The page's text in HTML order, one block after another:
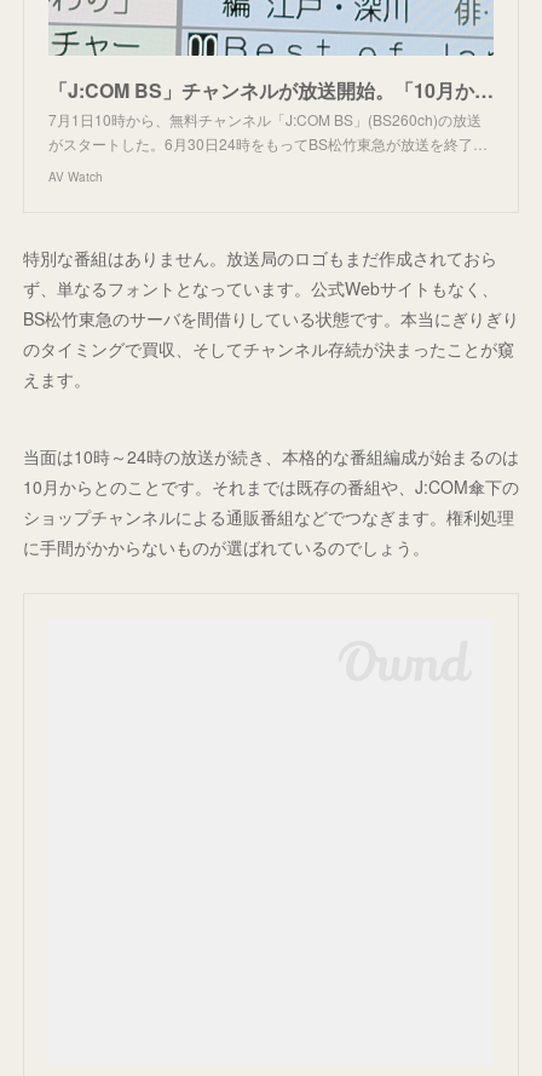
「J:COM BS」チャンネルが放送開始。「10月から質・量ともに充実した内容」に
7月1日10時から、無料チャンネル「J:COM BS」(BS260ch)の放送
がスタートした。6月30日24時をもってBS松竹東急が放送を終了…
AV Watch
特別な番組はありません。放送局のロゴもまだ作成されておら
ず、単なるフォントとなっています。公式Webサイトもなく、
BS松竹東急のサーバを間借りしている状態です。本当にぎりぎり
のタイミングで買収、そしてチャンネル存続が決まったことが窺
えます。
当面は10時～24時の放送が続き、本格的な番組編成が始まるのは
10月からとのことです。それまでは既存の番組や、J:COM傘下の
ショップチャンネルによる通販番組などでつなぎます。権利処理
に手間がかからないものが選ばれているのでしょう。